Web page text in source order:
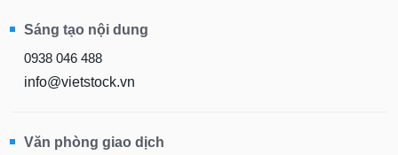
Sáng tạo nội dung
0938 046 488
info@vietstock.vn
Văn phòng giao dịch